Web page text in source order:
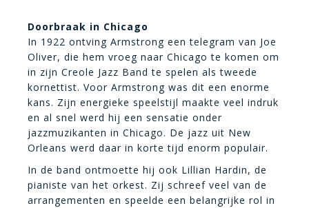
Doorbraak in Chicago
In 1922 ontving Armstrong een telegram van Joe
Oliver, die hem vroeg naar Chicago te komen om
in zijn Creole Jazz Band te spelen als tweede
kornettist. Voor Armstrong was dit een enorme
kans. Zijn energieke speelstijl maakte veel indruk
en al snel werd hij een sensatie onder
jazzmuzikanten in Chicago. De jazz uit New
Orleans werd daar in korte tijd enorm populair.
In de band ontmoette hij ook Lillian Hardin, de
pianiste van het orkest. Zij schreef veel van de
arrangementen en speelde een belangrijke rol in